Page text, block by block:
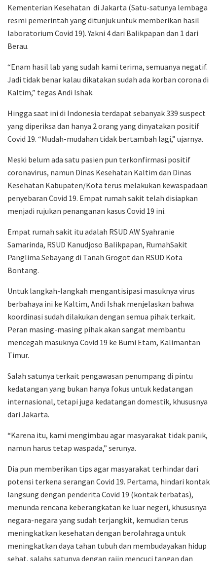
Kementerian Kesehatan di Jakarta (Satu-satunya lembaga
resmi pemerintah yang ditunjuk untuk memberikan hasil
laboratorium Covid 19). Yakni 4 dari Balikpapan dan 1 dari
Berau.
“Enam hasil lab yang sudah kami terima, semuanya negatif.
Jadi tidak benar kalau dikatakan sudah ada korban corona di
Kaltim,” tegas Andi Ishak.
Hingga saat ini di Indonesia terdapat sebanyak 339 suspect
yang diperiksa dan hanya 2 orang yang dinyatakan positif
Covid 19. “Mudah-mudahan tidak bertambah lagi,” ujarnya.
Meski belum ada satu pasien pun terkonfirmasi positif
coronavirus, namun Dinas Kesehatan Kaltim dan Dinas
Kesehatan Kabupaten/Kota terus melakukan kewaspadaan
penyebaran Covid 19. Empat rumah sakit telah disiapkan
menjadi rujukan penanganan kasus Covid 19 ini.
Empat rumah sakit itu adalah RSUD AW Syahranie
Samarinda, RSUD Kanudjoso Balikpapan, RumahSakit
Panglima Sebayang di Tanah Grogot dan RSUD Kota
Bontang.
Untuk langkah-langkah mengantisipasi masuknya virus
berbahaya ini ke Kaltim, Andi Ishak menjelaskan bahwa
koordinasi sudah dilakukan dengan semua pihak terkait.
Peran masing-masing pihak akan sangat membantu
mencegah masuknya Covid 19 ke Bumi Etam, Kalimantan
Timur.
Salah satunya terkait pengawasan penumpang di pintu
kedatangan yang bukan hanya fokus untuk kedatangan
internasional, tetapi juga kedatangan domestik, khususnya
dari Jakarta.
“Karena itu, kami mengimbau agar masyarakat tidak panik,
namun harus tetap waspada,” serunya.
Dia pun memberikan tips agar masyarakat terhindar dari
potensi terkena serangan Covid 19. Pertama, hindari kontak
langsung dengan penderita Covid 19 (kontak terbatas),
menunda rencana keberangkatan ke luar negeri, khususnya
negara-negara yang sudah terjangkit, kemudian terus
meningkatkan kesehatan dengan berolahraga untuk
meningkatkan daya tahan tubuh dan membudayakan hidup
sehat, salahs satunya dengan rajin mencuci tangan dan